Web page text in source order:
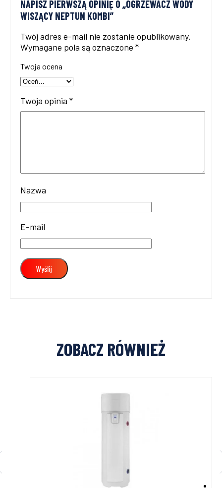
NAPISZ PIERWSZĄ OPINIĘ O „OGRZEWACZ WODY
WISZĄCY NEPTUN KOMBI”
Twój adres e-mail nie zostanie opublikowany.
Wymagane pola są oznaczone *
Twoja ocena
Twoja opinia *
Nazwa
E-mail
ZOBACZ RÓWNIEŻ